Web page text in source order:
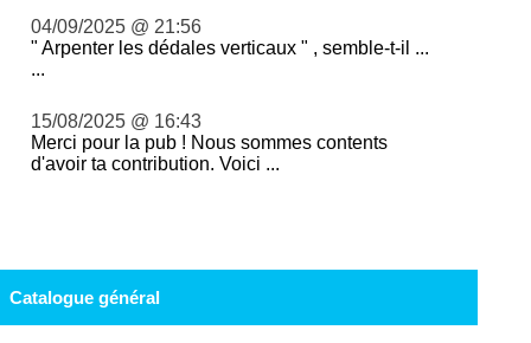
04/09/2025 @ 21:56
" Arpenter les dédales verticaux " , semble-t-il ...
...
15/08/2025 @ 16:43
Merci pour la pub ! Nous sommes contents
d'avoir ta contribution. Voici ...
Catalogue général